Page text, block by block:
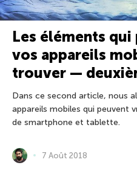
Les éléments
vos appareils
trouver —
Dans ce second article, nous
appareils mobiles qui peuvent
de smartphone et tablette.
7 Août 2018